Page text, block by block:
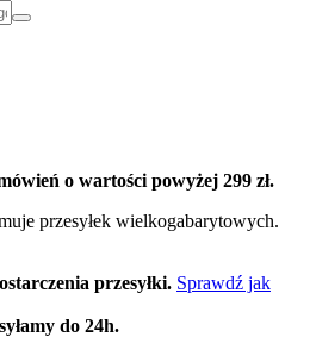
o wartości powyżej 299 zł.
przesyłek wielkogabarytowych.
przesyłki. Sprawdź jak
do 24h.